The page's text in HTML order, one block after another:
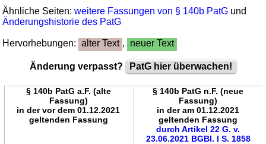
Ähnliche Seiten:weitere Fassungen von § 140b PatG und
Änderungshistorie des PatG
Hervorhebungen: alter Text , neuer Text
Änderung verpasst? PatG hier überwachen!
§ 140b PatG a.F. (alte
Fassung)
in der vor dem 01.12.2021
geltenden Fassung
§ 140b PatG n.F. (neue
Fassung)
in der am 01.12.2021
geltenden Fassung
durch Artikel 22 G. v.
23.06.2021 BGBl. I S. 1858